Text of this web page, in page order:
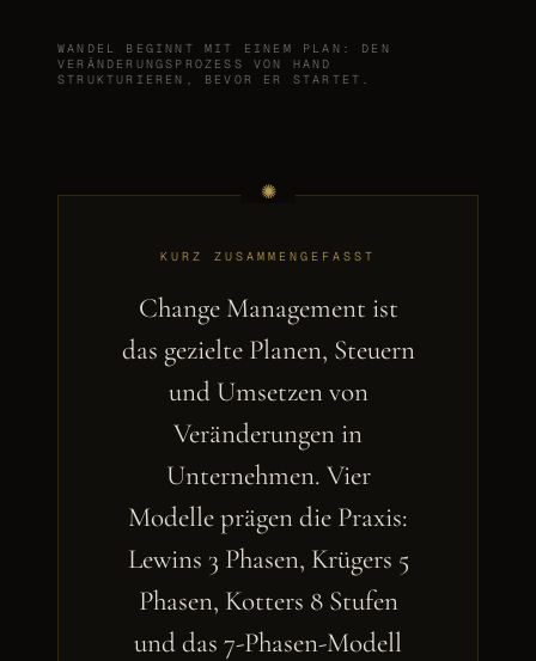
WANDEL BEGINNT MIT EINEM PLAN: DEN
VERÄNDERUNGSPROZESS VON HAND
STRUKTURIEREN, BEVOR ER STARTET.
KURZ ZUSAMMENGEFASST
Change Management ist
das gezielte Planen, Steuern
und Umsetzen von
Veränderungen in
Unternehmen. Vier
Modelle prägen die Praxis:
Lewins 3 Phasen, Krügers 5
Phasen, Kotters 8 Stufen
und das 7-Phasen-Modell